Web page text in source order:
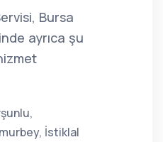
Bursa
ayrıca şu
İstiklal